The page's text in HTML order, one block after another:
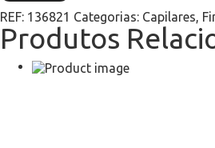
REF: 136821 Categorias: Capilares,
Produtos